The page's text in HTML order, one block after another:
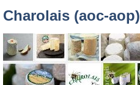
Charolais (aoc-aop)